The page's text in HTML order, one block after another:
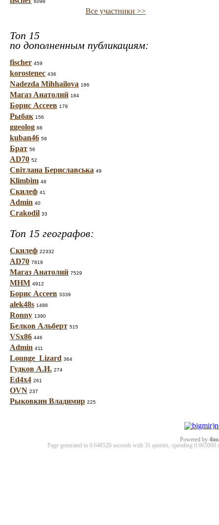
6098
Все участники >>
Топ 15
по дополненным публикациям:
fischer 459
korostenec 436
Nadezda Mihhailova 186
Магаз Анатолий 184
Борис Ассеев 178
Рыбак 156
ggeolog 88
kuban46 59
Брат 56
AD70 52
Світлана Бериславська 49
Klimbim 48
Скилеф 41
Admin 40
Crakodil 33
Топ 15 географов:
Скилеф 22332
AD70 7819
Магаз Анатолий 7529
МНМ 4912
Борис Ассеев 3339
alek48s 1488
Ronny 1390
Белков Альберт 515
VSx86 446
Admin 411
Lounge_Lizard 364
Гудков А.И. 274
Ed4x4 261
OVN 237
Рыковкин Владимир 225
Powered by
Page generated in 0.648520 seconds with 31 queries, spending